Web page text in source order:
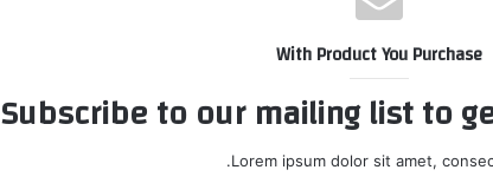
With Product You Purchase
Subscribe to our mailing list to
Lorem ipsum dolor sit amet,